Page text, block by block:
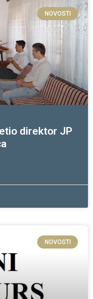
NOVOSTI
direktor JP
NOVOSTI